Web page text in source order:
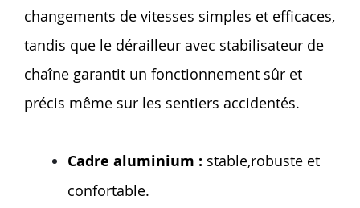
changements de vitesses simples et efficaces,
tandis que le dérailleur avec stabilisateur de
chaîne garantit un fonctionnement sûr et
précis même sur les sentiers accidentés.
Cadre aluminium : stable,robuste et
confortable.